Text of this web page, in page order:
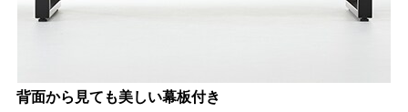
背面から見ても美しい幕板付き